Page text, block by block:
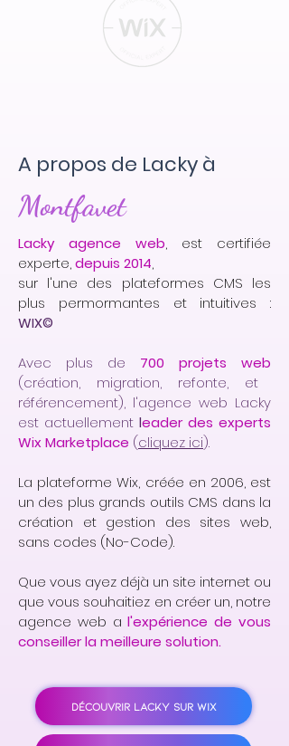
A propos de Lacky à
Montfavet
Lacky agence web, est certifiée
experte,depuis 2014,
sur l'une des plateformes CMS les
plus permormantes et intuitives :
WIX©
Avec plus de
700 projets web
(création, migration, refonte, et
référencement), l'agence web Lacky
est actuellement leader des experts
Wix Marketplace (cliquez ici).
La plateforme Wix, créée en 2006, est
un des plus grands outils CMS dans la
création et gestion des sites web,
sans codes (No-Code).
Que vous ayez déjà un site internet ou
que vous souhaitiez en créer un, notre
agence web al'expérience de vous
conseiller la meilleure solution.
DÉCOUVRIR LACKY SUR WIX